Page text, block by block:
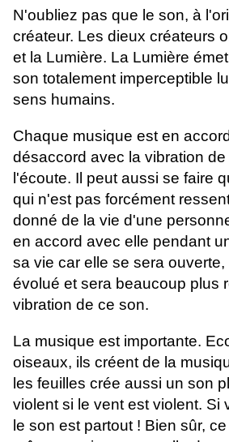
N'oubliez pas que le son, à
créateur. Les dieux créateurs
et la Lumière. La Lumière
son totalement imperceptible
sens humains.
Chaque musique est en
désaccord avec la vibration
l'écoute. Il peut aussi se faire
qui n'est pas forcément
donné de la vie d'une
en accord avec elle pendant
sa vie car elle se sera
évolué et sera beaucoup plus
vibration de ce son.
La musique est importante.
oiseaux, ils créent de la
les feuilles crée aussi un son
violent si le vent est violent. Si
le son est partout ! Bien sûr,